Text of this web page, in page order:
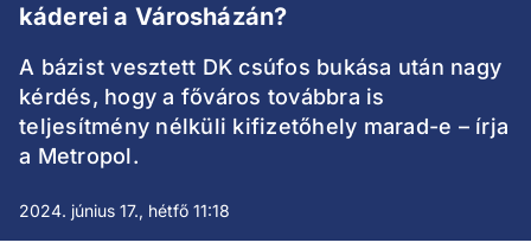
káderei a Városházán?
A bázist vesztett DK csúfos bukása után nagy
kérdés, hogy a főváros továbbra is
teljesítmény nélküli kifizetőhely marad-e – írja
a Metropol.
2024. június 17., hétfő 11:18